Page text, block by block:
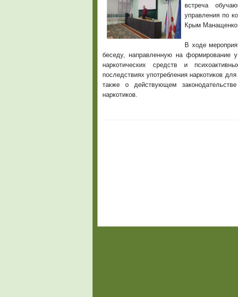
встреча
управления по
Крым
В ходе
беседу, направленную на формирование
наркотических средств и
последствиях употребления наркотиков
также о действующем
наркотиков.